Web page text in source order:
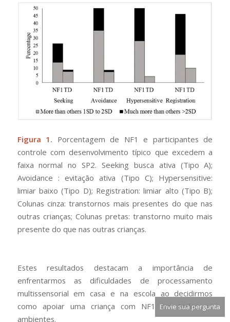
Envie sua pergunta
Figura 1. Porcentagem de NF1 e participantes de
controle com desenvolvimento típico que excedem a
faixa normal no SP2. Seeking busca ativa (Tipo A);
Avoidance : evitação ativa (Tipo C); Hypersensitive:
limiar baixo (Tipo D); Registration: limiar alto (Tipo B);
Colunas cinza: transtornos mais presentes do que nas
outras crianças; Colunas pretas: transtorno muito mais
presente do que nas outras crianças.
Estes resultados destacam a importância de
enfrentarmos as dificuldades de processamento
multissensorial em casa e na escola ao decidirmos
como apoiar uma criança com NF1 em todos os
ambientes.